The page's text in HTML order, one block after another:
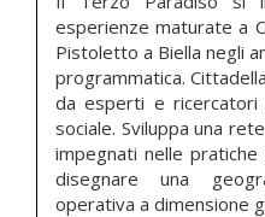
esperienze maturate a
Pistoletto a Biella negli
programmatica.
da esperti e
sociale. Sviluppa una
impegnati nelle
disegnare una
operativa a dimensione